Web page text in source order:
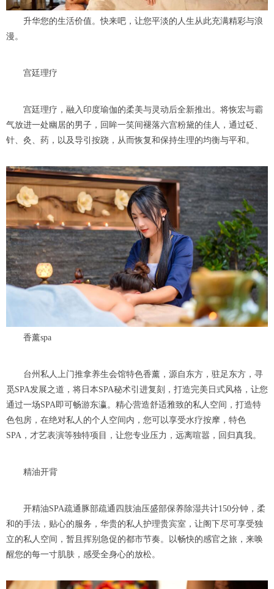
升华您的生活价值。快来吧，让您平淡的人生从此充满精彩与浪
漫。
宫廷理疗
宫廷理疗，融入印度瑜伽的柔美与灵动后全新推出。将恢宏与霸
气放进一处幽居的男子，回眸一笑间褪落六宫粉黛的佳人，通过砭、
针、灸、药，以及导引按跷，从而恢复和保持生理的均衡与平和。
香薰spa
台州私人上门推拿养生会馆特色香薰，源自东方，驻足东方，寻
觅SPA发展之道，将日本SPA秘术引进复刻，打造完美日式风格，让您
通过一场SPA即可畅游东瀛。精心营造舒适雅致的私人空间，打造特
色包房，在绝对私人的个人空间内，您可以享受水疗按摩，特色
SPA，才艺表演等独特项目，让您专业压力，远离喧嚣，回归真我。
精油开背
开精油SPA疏通豚部疏通四肢油压盛部保养除湿共计150分钟，柔
和的手法，贴心的服务，华贵的私人护理贵宾室，让阁下尽可享受独
立的私人空间，暂且挥别急促的都市节奏。以畅快的感官之旅，来唤
醒您的每一寸肌肤，感受全身心的放松。